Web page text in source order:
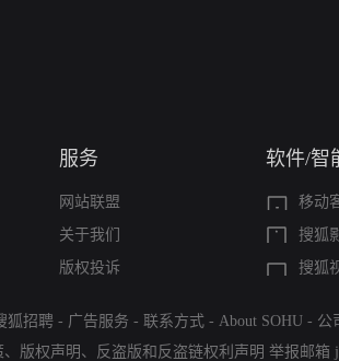
服务
网站联盟
关于我们
版权投诉
软件/智
移动
搜狐
搜狐
狐招聘 - 广告服务 - 联系方式 - About SOHU - 公
、 版权声明 、 反盗版和反盗链权利声明 举报邮箱